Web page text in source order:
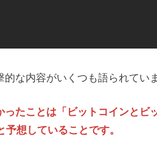
な内容がいくつも語られていま
たことは「ビットコインとビ
想していることです。